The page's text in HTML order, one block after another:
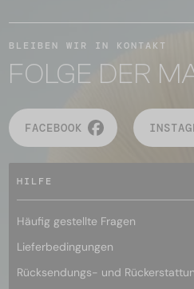
BLEIBEN WIR IN KONTAKT
FOLGE DER
FACEBOOK
HILFE
Häufig gestellte Fragen
Lieferbedingungen
Rücksendungs- und